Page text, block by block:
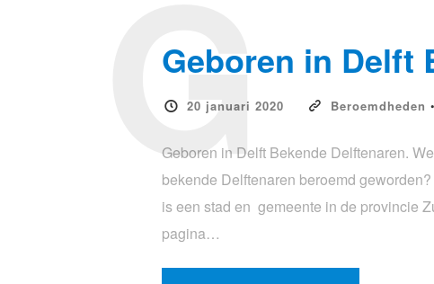
Geboren in Delft
20 januari 2020 Beroemdheden •
G
Geboren in Delft Bekende Delftenaren.
bekende Delftenaren beroemd
is een stad en gemeente in de provincie
pagina…